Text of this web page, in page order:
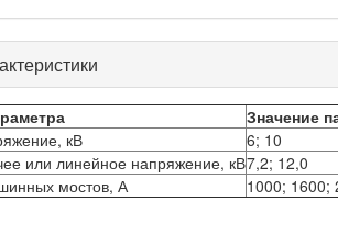
Значение
кВ
6; 10
или линейное напряжение, кВ7,2; 12,0
мостов, А
1000; 1600;